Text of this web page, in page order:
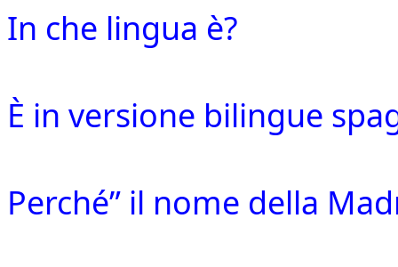
In che lingua è?
È in versione bilingue
Perché” il nome della